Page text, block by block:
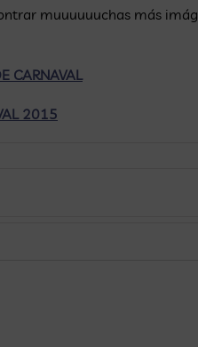
muuuuuuchas más
CARNAVAL
2015